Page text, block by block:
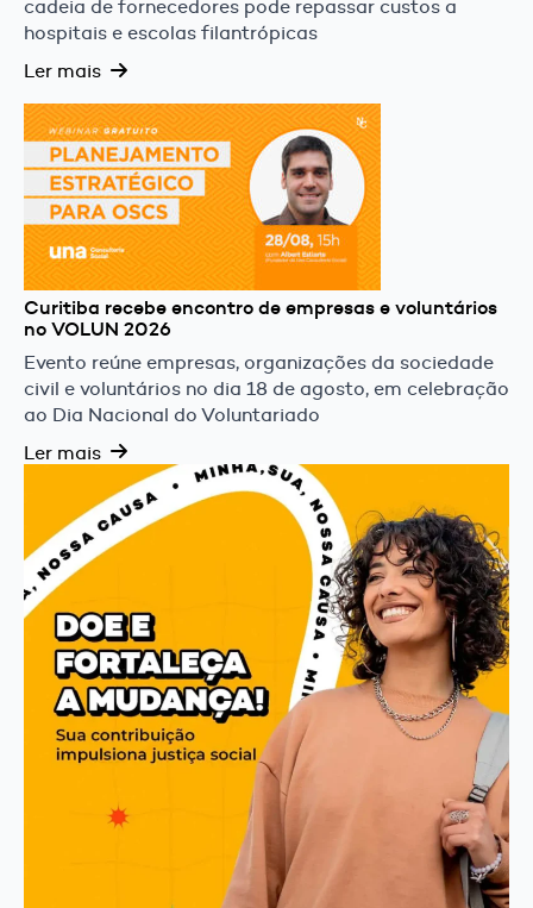
cadeia de fornecedores pode repassar custos a
hospitais e escolas filantrópicas
Ler mais
Curitiba recebe encontro de empresas e voluntários
no VOLUN 2026
Evento reúne empresas, organizações da sociedade
civil e voluntários no dia 18 de agosto, em celebração
ao Dia Nacional do Voluntariado
Ler mais